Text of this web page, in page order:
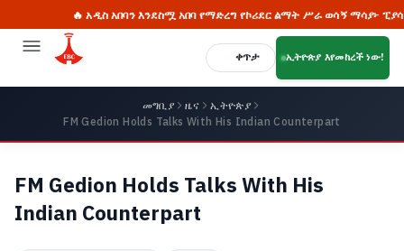
🔥 አዲስ አበባን እንደስሟ አበባ የማድረግ የኮሪደር ልማት ሥራ ወሳኝ ማሳያ፦ ፒያሳ
ቀጥታ ኢትዮጵያ እየመከረች ነው!
መግቢያ ዜና
ኢትዮጵያ
FM Gedion Holds Talks With His Indian Counterpart
FM Gedion Holds Talks With His
Indian Counterpart